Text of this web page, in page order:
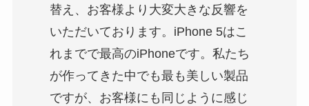
替え、お客様より大変大きな反響を
いただいております。iPhone 5はこ
れまでで最高のiPhoneです。私たち
が作ってきた中でも最も美しい製品
ですが、お客様にも同じように感じ